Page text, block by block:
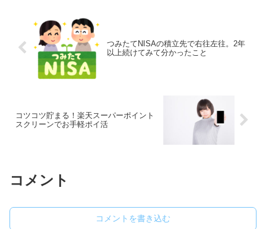
つみたてNISAの積立先で右往左往。2年
以上続けてみて分かったこと
コツコツ貯まる！楽天スーパーポイント
スクリーンでお手軽ポイ活
コメント
コメントを書き込む